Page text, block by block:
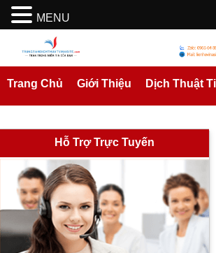
Trang Chủ Giới Thiệu Dịch Thuật
Hỗ Trợ Trực Tuyến
MENU